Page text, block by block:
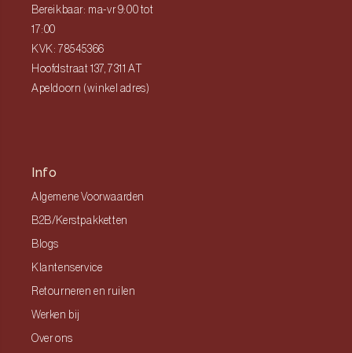
Bereikbaar: ma-vr 9:00 tot
17:00
KVK: 78545366
Hoofdstraat 137, 7311 AT
Apeldoorn (winkel adres)
Info
Algemene Voorwaarden
B2B/Kerstpakketten
Blogs
Klantenservice
Retourneren en ruilen
Werken bij
Over ons